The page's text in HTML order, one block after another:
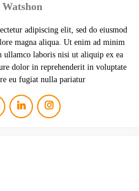
adipiscing elit, sed do eiusmod
magna aliqua. Ut enim ad minim
ullamco laboris nisi ut aliquip ex ea
dolor in reprehenderit in voluptate
eu fugiat nulla pariatur